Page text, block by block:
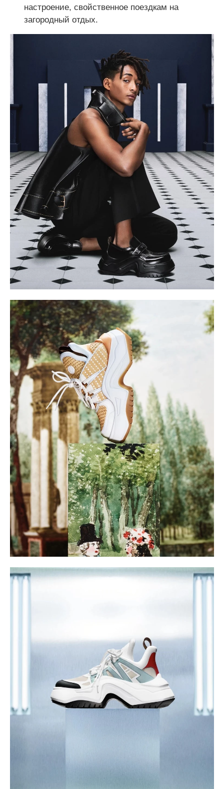
настроение, свойственное поездкам на
загородный отдых.